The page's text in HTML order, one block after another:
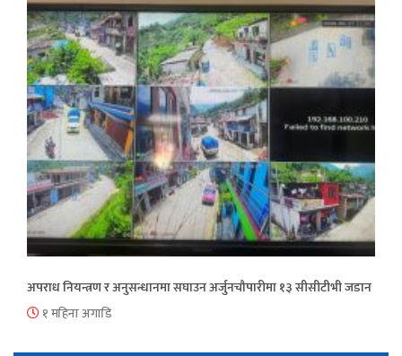
अपराध नियन्त्रण र अनुसन्धानमा सघाउन अर्जुनचौपारीमा १३ सीसीटीभी जडान
१ महिना अगाडि